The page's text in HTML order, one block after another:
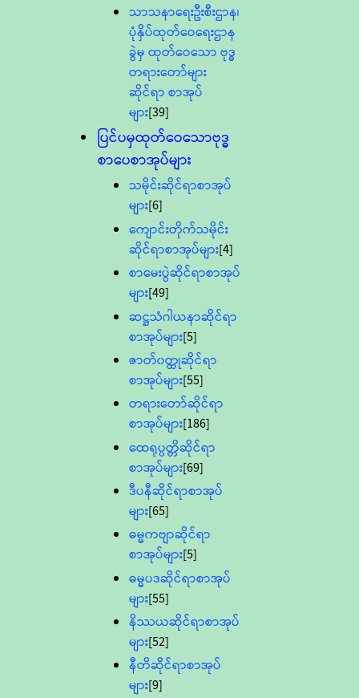
သာသနာရေးဦးစီးဌာန၊
ပုံနှိပ်ထုတ်ဝေရေးဌာန
ခွဲမှ ထုတ်ဝေသော ဗုဒ္ဓ
တရားတော်များ
ဆိုင်ရာ စာအုပ်
များ[39]
ပြင်ပမှထုတ်ဝေသောဗုဒ္ဓ
စာပေစာအုပ်များ
သမိုင်းဆိုင်ရာစာအုပ်
များ[6]
ကျောင်းတိုက်သမိုင်း
ဆိုင်ရာစာအုပ်များ[4]
စာမေးပွဲဆိုင်ရာစာအုပ်
များ[49]
ဆဋ္ဌသံဂါယနာဆိုင်ရာ
စာအုပ်များ[5]
ဇာတ်၀တ္ထုဆိုင်ရာ
စာအုပ်များ[55]
တရားတော်ဆိုင်ရာ
စာအုပ်များ[186]
ထေရုပ္ပတ္တိဆိုင်ရာ
စာအုပ်များ[69]
ဒီပနီဆိုင်ရာစာအုပ်
များ[65]
ဓမ္မကဗျာဆိုင်ရာ
စာအုပ်များ[5]
ဓမ္မပဒဆိုင်ရာစာအုပ်
များ[55]
နိဿယဆိုင်ရာစာအုပ်
များ[52]
နီတိဆိုင်ရာစာအုပ်
များ[9]